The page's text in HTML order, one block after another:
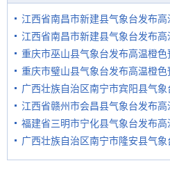
江西省南昌市新建县气象台发布高
江西省南昌市新建县气象台发布高
重庆市巫山县气象台发布高温橙色
重庆市璧山县气象台发布高温橙色
广西壮族自治区南宁市宾阳县气
江西省赣州市会昌县气象台发布高
福建省三明市宁化县气象台发布高
广西壮族自治区南宁市隆安县气